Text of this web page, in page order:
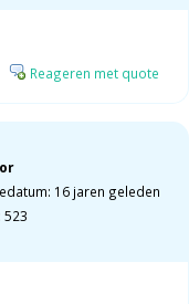
Reageren met quote
16 jaren geleden
523